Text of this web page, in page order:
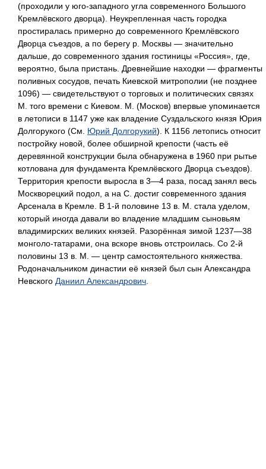
(проходили у юго-западного угла современного Большого
Кремлёвского дворца). Неукрепленная часть городка
простиралась примерно до современного Кремлёвского
Дворца съездов, а по берегу р. Москвы — значительно
дальше, до современного здания гостиницы «Россия», где,
вероятно, была пристань. Древнейшие находки — фрагменты
поливных сосудов, печать Киевской митрополии (не позднее
1096) — свидетельствуют о торговых и политических связях
М. того времени с Киевом. М. (Москов) впервые упоминается
в летописи в 1147 уже как владение Суздальского князя Юрия
Долгорукого (См. Юрий Долгорукий). К 1156 летопись относит
постройку новой, более обширной крепости (часть её
деревянной конструкции была обнаружена в 1960 при рытье
котлована для фундамента Кремлёвского Дворца съездов).
Территория крепости выросла в 3—4 раза, посад занял весь
Москворецкий подол, а на С. достиг современного здания
Арсенала в Кремле. В 1-й половине 13 в. М. стала уделом,
который иногда давали во владение младшим сыновьям
владимирских великих князей. Разорённая зимой 1237—38
монголо-татарами, она вскоре вновь отстроилась. Со 2-й
половины 13 в. М. — центр самостоятельного княжества.
Родоначальником династии её князей был сын Александра
Невского Даниил Александрович